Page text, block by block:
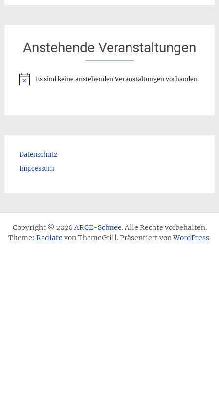
Anstehende Veranstaltungen
HinweisEs sind keine anstehenden Veranstaltungen vorhanden.
Datenschutz
Impressum
Copyright © 2026 ARGE-Schnee. Alle Rechte vorbehalten.
Theme: Radiate von ThemeGrill. Präsentiert vonWordPress.